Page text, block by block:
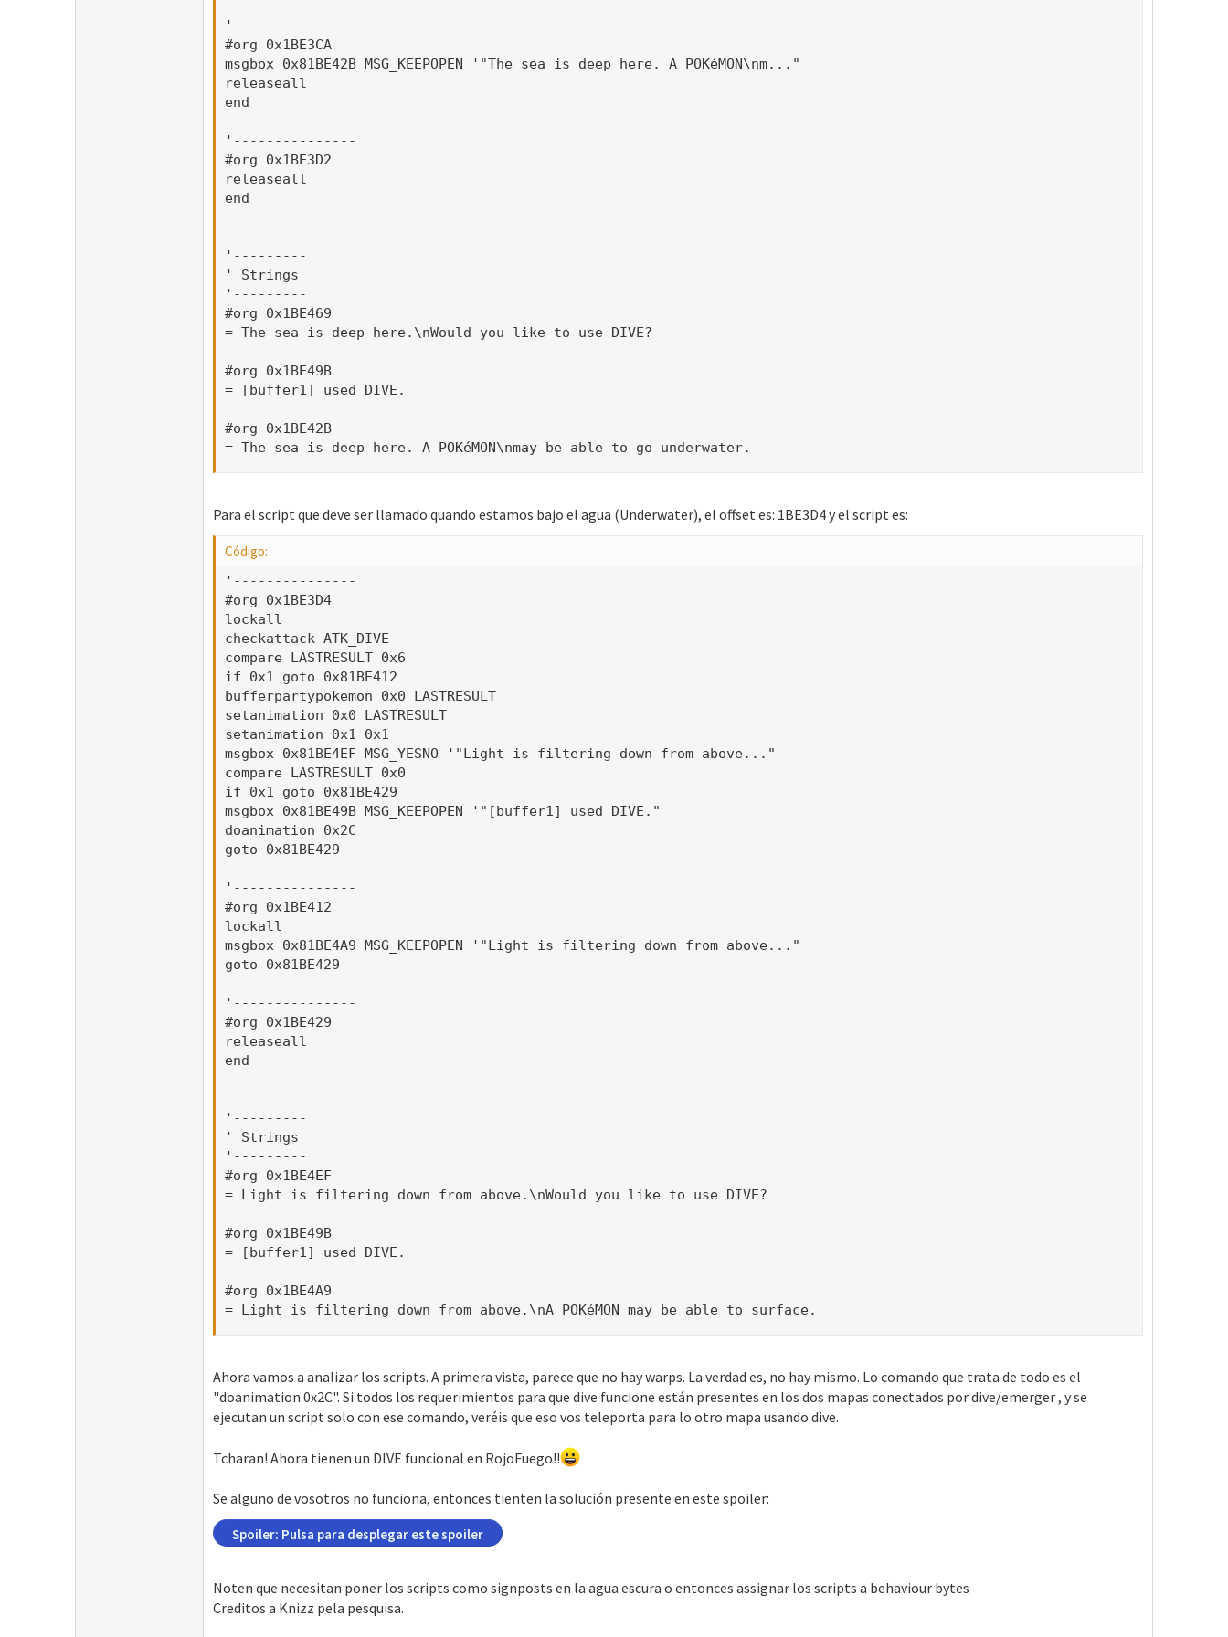
'---------------
#org 0x1BE3CA
msgbox 0x81BE42B MSG_KEEPOPEN '"The sea is deep here. A POKéMON\nm..."
releaseall
end
'---------------
#org 0x1BE3D2
releaseall
end
'---------
' Strings
'---------
#org 0x1BE469
= The sea is deep here.\nWould you like to use DIVE?
#org 0x1BE49B
= [buffer1] used DIVE.
#org 0x1BE42B
= The sea is deep here. A POKéMON\nmay be able to go underwater.
Para el script que deve ser llamado quando estamos bajo el agua (Underwater), el offset es: 1BE3D4 y el script es:
Código:
'---------------
#org 0x1BE3D4
lockall
checkattack ATK_DIVE
compare LASTRESULT 0x6
if 0x1 goto 0x81BE412
bufferpartypokemon 0x0 LASTRESULT
setanimation 0x0 LASTRESULT
setanimation 0x1 0x1
msgbox 0x81BE4EF MSG_YESNO '"Light is filtering down from above..."
compare LASTRESULT 0x0
if 0x1 goto 0x81BE429
msgbox 0x81BE49B MSG_KEEPOPEN '"[buffer1] used DIVE."
doanimation 0x2C
goto 0x81BE429
'---------------
#org 0x1BE412
lockall
msgbox 0x81BE4A9 MSG_KEEPOPEN '"Light is filtering down from above..."
goto 0x81BE429
'---------------
#org 0x1BE429
releaseall
end
'---------
' Strings
'---------
#org 0x1BE4EF
= Light is filtering down from above.\nWould you like to use DIVE?
#org 0x1BE49B
= [buffer1] used DIVE.
#org 0x1BE4A9
= Light is filtering down from above.\nA POKéMON may be able to surface.
Ahora vamos a analizar los scripts. A primera vista, parece que no hay warps. La verdad es, no hay mismo. Lo comando que trata de todo es el
"doanimation 0x2C". Si todos los requerimientos para que dive funcione están presentes en los dos mapas conectados por dive/emerger , y se
ejecutan un script solo con ese comando, veréis que eso vos teleporta para lo otro mapa usando dive.
Tcharan! Ahora tienen un DIVE funcional en RojoFuego!!
Se alguno de vosotros no funciona, entonces tienten la solución presente en este spoiler:
Spoiler: Pulsa para desplegar este spoiler
Noten que necesitan poner los scripts como signposts en la agua escura o entonces assignar los scripts a behaviour bytes
Creditos a Knizz pela pesquisa.